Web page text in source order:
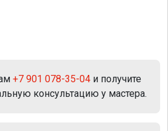
+7 901 078-35-04 и получите
консультацию у мастера.